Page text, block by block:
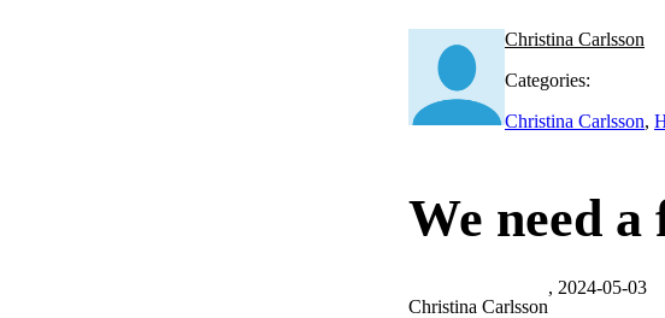
Christina Carlsson
Categories:
Christina Carlsson,
We need
Christina Carlsson
, 2024-05-03